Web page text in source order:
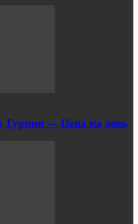
Турции — Цена на день